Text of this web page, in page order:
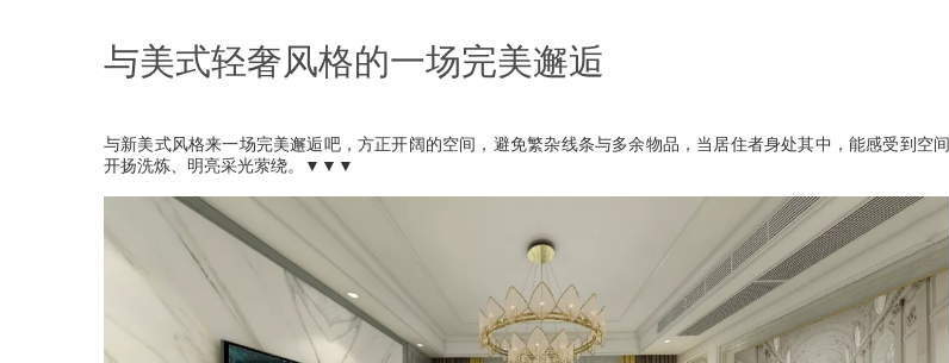
与美式轻奢风格的一场完美邂逅
与新美式风格来一场完美邂逅吧，方正开阔的空间，避免繁杂线条与多余物品，当居住者身处其中，能感受到空间
开扬洗炼、明亮采光萦绕。▼▼▼